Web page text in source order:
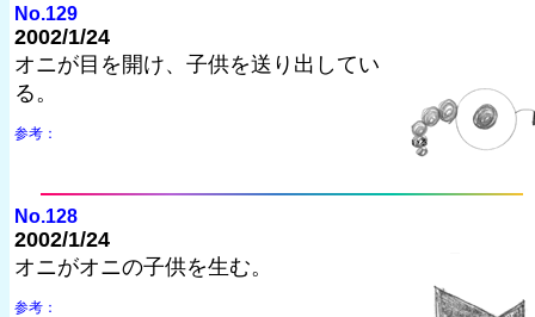
No.129
2002/1/24
オニが目を開け、子供を送り出してい
る。
参考：
No.128
2002/1/24
オニがオニの子供を生む。
参考：